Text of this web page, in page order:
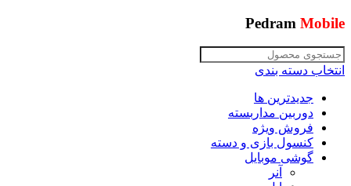
Pedram Mobile
انتخاب دسته بندی
جدیدترین ها
دوربین مداربسته
فروش ویژه
کنسول بازی و دسته
گوشی موبایل
آنر